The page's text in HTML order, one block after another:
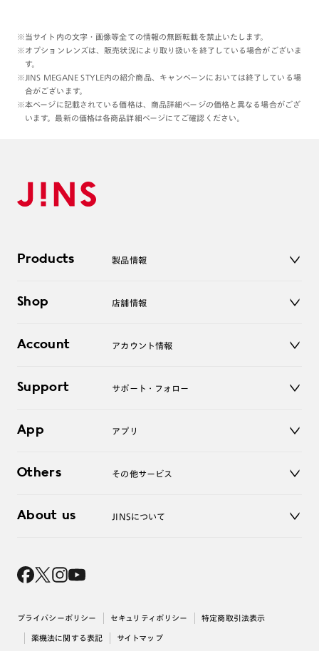
※当サイト内の文字・画像等全ての情報の無断転載を禁止いたします。
※オプションレンズは、販売状況により取り扱いを終了している場合がございま
す。
※JINS MEGANE STYLE内の紹介商品、キャンペーンにおいては終了している場
合がございます。
※本ページに記載されている価格は、商品詳細ページの価格と異なる場合がござ
います。最新の価格は各商品詳細ページにてご確認ください。
Products 製品情報
サングラス
コンタクトレンズ
アクセサリー
Shop 店舗情報
オンラインショップ
Account アカウント情報
ログアウト
Support サポート・フォロー
よくあるご質問
お問い合わせ
App アプリ
Others その他サービス
レンズ交換
About us JINSについて
採用情報
出店について
プライバシーポリシー セキュリティポリシー 特定商取引法表示
薬機法に関する表記 サイトマップ